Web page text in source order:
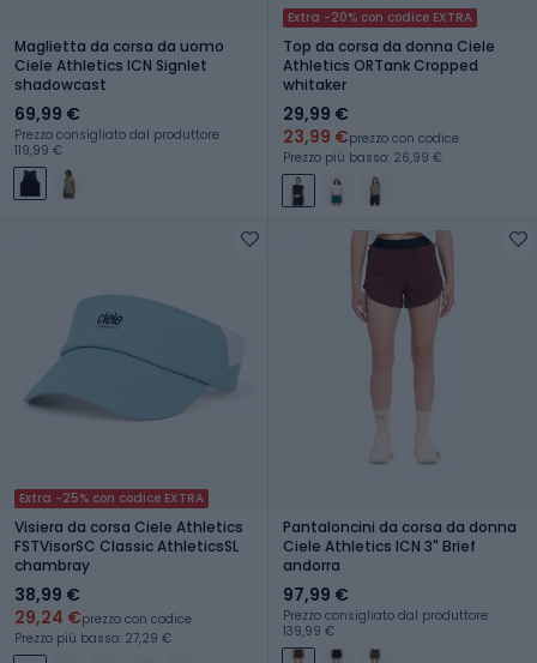
Maglietta da corsa da uomo
Ciele Athletics ICN Signlet
shadowcast
69,99 €
Prezzo consigliato dal produttore:
119,99 €
Extra -20% con codice EXTRA
Top da corsa da donna Ciele
Athletics ORTank Cropped
whitaker
29,99 €
23,99 €prezzo con codice
Prezzo più basso: 26,99 €
Extra -25% con codice EXTRA
Visiera da corsa Ciele Athletics
FSTVisorSC Classic AthleticsSL
chambray
38,99 €
29,24 €prezzo con codice
Prezzo più basso: 27,29 €
Pantaloncini da corsa da donna
Ciele Athletics ICN 3" Brief
andorra
97,99 €
Prezzo consigliato dal produttore:
139,99 €